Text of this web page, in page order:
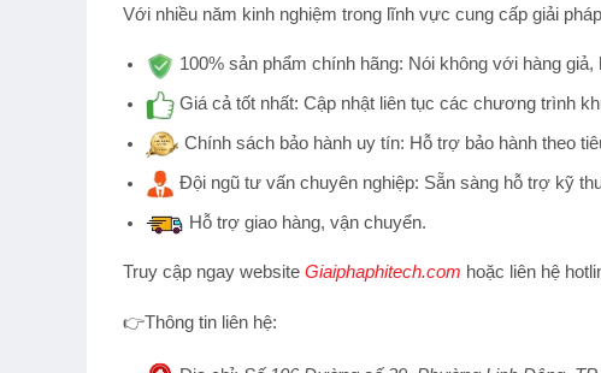
Với nhiều năm kinh nghiệm trong lĩnh vực cung cấp giải
100% sản phẩm chính hãng: Nói không với hàng
Giá cả tốt nhất: Cập nhật liên tục các chương trình
Chính sách bảo hành uy tín: Hỗ trợ bảo hành theo
Đội ngũ tư vấn chuyên nghiệp: Sẵn sàng hỗ trợ kỹ
Hỗ trợgiao hàng, vận chuyển.
Truy cập ngay website Giaiphaphitech.com hoặc liên hệ
👉Thông tin liên hệ: